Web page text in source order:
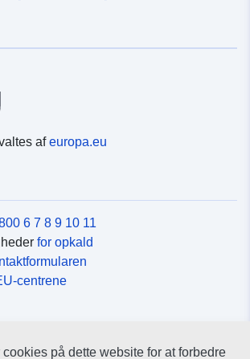
afeuropa.eu
6 7 8 9 10 11
for opkald
centrene
på dette website for at forbedre